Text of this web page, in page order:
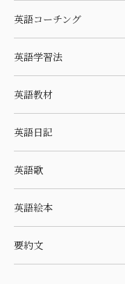
英語コーチング
英語学習法
英語教材
英語日記
英語歌
英語絵本
要約文